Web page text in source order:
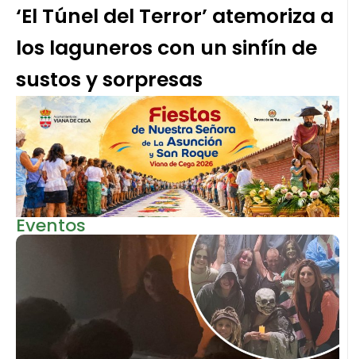
‘El Túnel del Terror’ atemoriza a
los laguneros con un sinfín de
sustos y sorpresas
Eventos